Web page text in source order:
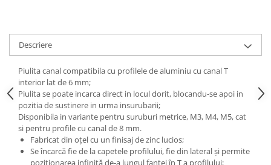
Descriere
Piulita canal compatibila cu profilele de aluminiu cu canal T
interior lat de 6 mm;
Piulita se poate incarca direct in locul dorit, blocandu-se apoi in
pozitia de sustinere in urma insurubarii;
Disponibila in variante pentru suruburi metrice, M3, M4, M5, cat
si pentru profile cu canal de 8 mm.
Fabricat din oțel cu un finisaj de zinc lucios;
Se încarcă fie de la capetele profilului, fie din lateral și permite
poziționarea infinită de-a lungul fantei în T a profilului;